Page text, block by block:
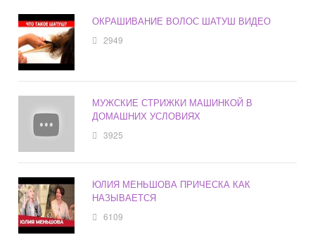
ОКРАШИВАНИЕ ВОЛОС ШАТУШ ВИДЕО
2949
МУЖСКИЕ СТРИЖКИ МАШИНКОЙ В
ДОМАШНИХ УСЛОВИЯХ
3925
ЮЛИЯ МЕНЬШОВА ПРИЧЕСКА КАК
НАЗЫВАЕТСЯ
6109